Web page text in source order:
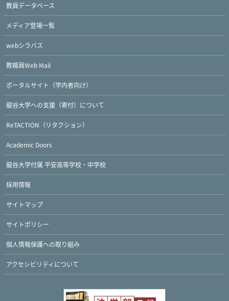
教員データベース
メディア登場一覧
webシラバス
教職員Web Mail
ポータルサイト（学内者向け）
龍谷大学への支援（寄付）について
ReTACTION（リタクション）
Academic Doors
龍谷大学付属 平安高等学校・中学校
採用情報
サイトマップ
サイトポリシー
個人情報保護への取り組み
アクセシビリティについて